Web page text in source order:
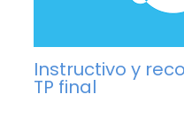
Instructivo y
TP final